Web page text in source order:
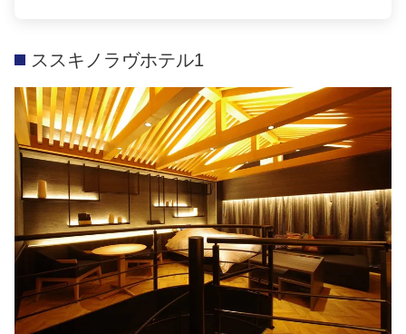
ススキノラヴホテル1